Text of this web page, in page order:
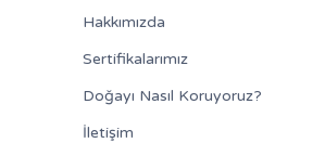
Hakkımızda
Sertifikalarımız
Doğayı Nasıl Koruyoruz?
İletişim